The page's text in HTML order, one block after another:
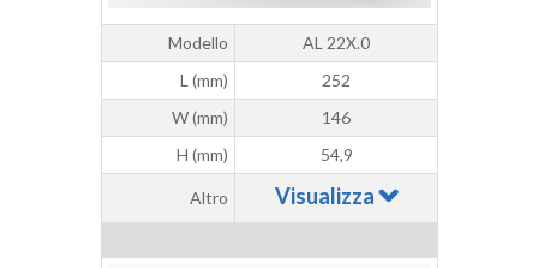
Modello
AL 22X.0
L (mm)
252
W (mm)
146
H (mm)
54,9
Altro Visualizza